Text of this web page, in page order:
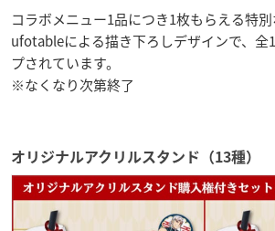
コラボメニュー1品につき1枚もらえる特別
ufotableによる描き下ろしデザインで、全
プされています。
※なくなり次第終了
オリジナルアクリルスタンド（13種）